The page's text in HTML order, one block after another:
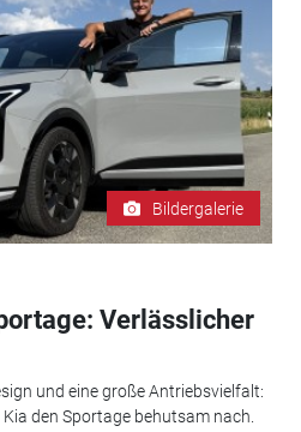
Bildergalerie
Verlässlicher
und eine große Antriebsvielfalt:
den Sportage behutsam nach.